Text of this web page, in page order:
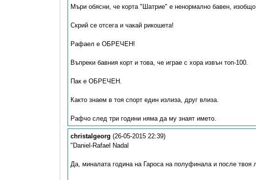
Мъри обясни, че корта "Шатрие" е ненормално бавен, изобщо
Скрий се отсега и чакай рикошета!
Рафаел е ОБРЕЧЕН!
Въпреки бавния корт и това, че играе с хора извън топ-100.
Пак е ОБРЕЧЕН.
Както знаем в тоя спорт един излиза, друг влиза.
Рафчо след три години няма да му знаят името.
christalgeorg (26-05-2015 22:39)
"Daniel-Rafael Nadal
Да, миналата година на Гароса на полуфинала и после твоя